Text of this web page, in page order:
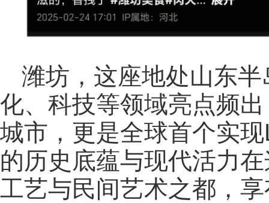
潍坊，这座地处山东
化、科技等领域亮点频
城市，更是全球首个实
的历史底蕴与现代活力
工艺与民间艺术之都，